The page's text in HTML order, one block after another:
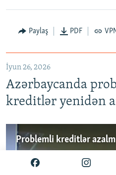
Auto 240p
720p
Paylaş PDF
İyun 26, 2026
Azərbaycanda
kreditlər yenidən
Problemli kreditlər